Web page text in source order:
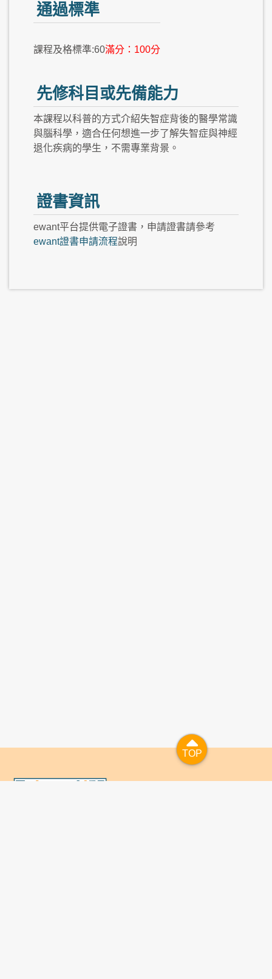
通過標準
課程及格標準:60滿分：100分
先修科目或先備能力
本課程以科普的方式介紹失智症背後的醫學常識
與腦科學，適合任何想進一步了解失智症與神經
退化疾病的學生，不需專業背景。
證書資訊
ewant平台提供電子證書，申請證書請參考
ewant證書申請流程說明
TOP
TOP